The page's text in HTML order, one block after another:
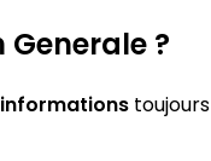
?
informations toujours